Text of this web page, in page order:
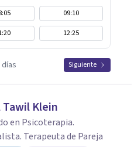
09:10
12:25
días Siguiente
Tawil Klein
en Psicoterapia.
Terapeuta de Pareja